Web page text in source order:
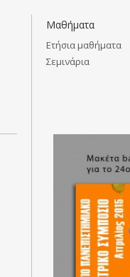
Μαθήματα
Ετήσια μαθήματα
Σεμινάρια